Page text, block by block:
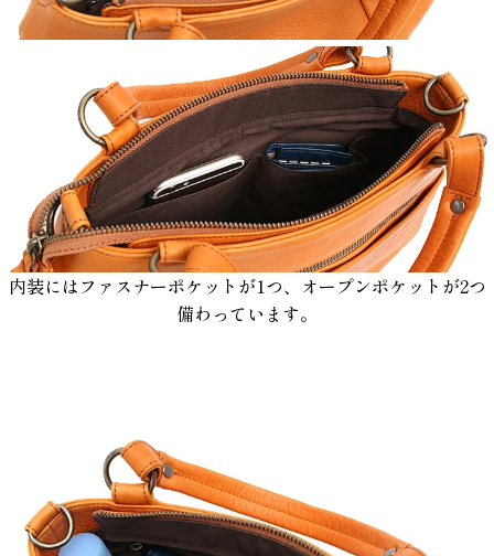
内装にはファスナーポケットが1つ、オープンポケットが2つ
備わっています。